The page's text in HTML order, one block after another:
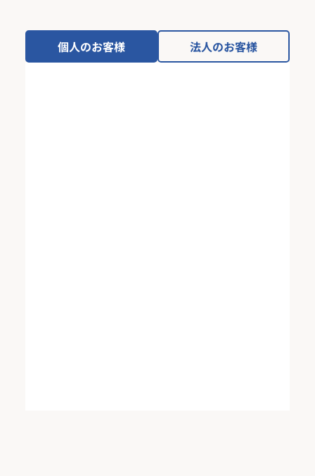
個人のお客様 法人のお客様